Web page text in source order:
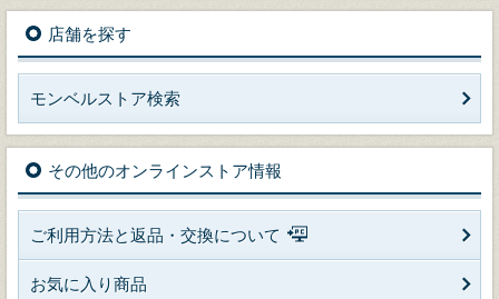
店舗を探す
モンベルストア検索
その他のオンラインストア情報
ご利用方法と返品・交換について
お気に入り商品